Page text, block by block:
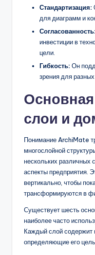
Стандартизация:
для диаграмм и
Согласованность:
инвестиции в
цели.
Гибкость: Он
зрения для
Основная
слои и
Понимание ArchiMate
многослойной
нескольких различных
аспекты предприятия.
вертикально, чтобы
трансформируются в
Существует шесть
наиболее часто
Каждый слой содержит
определяющие его цель.